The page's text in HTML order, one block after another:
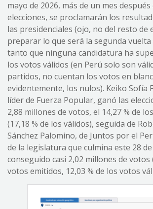
mayo de 2026, más de un mes después
elecciones, se proclamarán los
las presidenciales (ojo, no del resto de
preparar lo que será la segunda
tanto que ninguna candidatura ha
los votos válidos (en Perú solo son
partidos, no cuentan los votos en
evidentemente, los nulos). Keiko Sofía
líder de Fuerza Popular, ganó las
2,88 millones de votos, el 14,27 % de
(17,18 % de los válidos), seguida de
Sánchez Palomino, de Juntos por el
de la legislatura que culmina este 28
conseguido casi 2,02 millones de votos
votos emitidos, 12,03 % de los votos